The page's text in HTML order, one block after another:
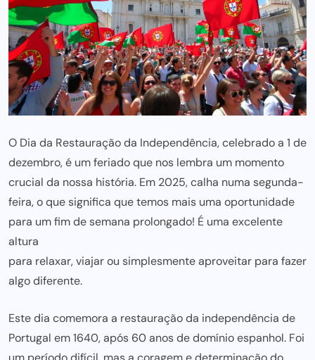
O Dia da Restauração da Independência, celebrado a 1 de
dezembro, é um feriado que nos lembra um momento
crucial da nossa história. Em 2025, calha numa segunda-
feira, o que significa que temos mais uma oportunidade
para um fim de semana prolongado! É uma excelente
altura
para relaxar, viajar ou simplesmente aproveitar para fazer
algo diferente.
Este dia comemora a restauração da independência de
Portugal em 1640, após 60 anos de domínio espanhol. Foi